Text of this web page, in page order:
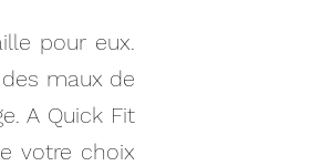
pour eux.
maux de
A Quick Fit
votre choix